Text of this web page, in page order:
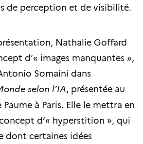
de perception et de visibilité.
Nathalie Goffard
d’« images manquantes »,
Somaini dans
selon l’IA, présentée au
Paume à Paris. Elle le mettra en
d’« hyperstition », qui
dont certaines idées